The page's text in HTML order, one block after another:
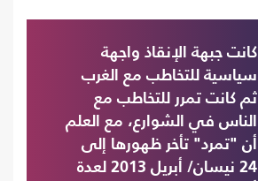
كانت جبهة الإنقاذ واجهة
سياسية للتخاطب مع الغرب
ثم كانت تمرر للتخاطب مع
الناس في الشوارع، مع العلم
أن "تمرد" تأخر ظهورها إلى
24 نيسان/ أبريل 2013 لعدة